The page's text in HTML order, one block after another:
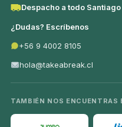
Despacho a todo Santiago
¿Dudas? Escríbenos
+56 9 4002 8105
hola@takeabreak.cl
TAMBIÉN NOS ENCUENTRAS